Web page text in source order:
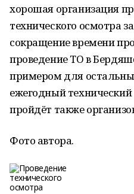
хорошая организация
технического осмотра
сокращение времени
проведение ТО в
примером для
ежегодный технический
пройдёт также
Фото автора.